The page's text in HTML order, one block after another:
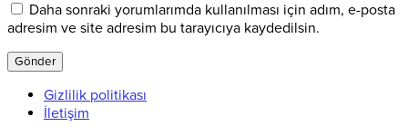
Daha sonraki yorumlarımda kullanılması için adım, e-posta
adresim ve site adresim bu tarayıcıya kaydedilsin.
Gizlilik politikası
İletişim